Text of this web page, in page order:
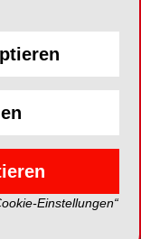
Anbietern und
Einstellungen“